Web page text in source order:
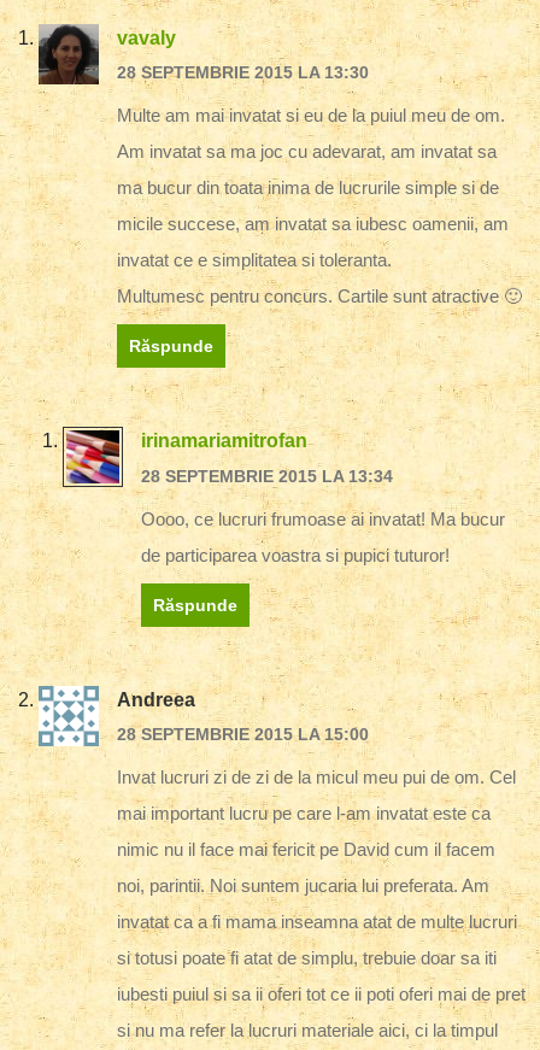
vavaly
28 SEPTEMBRIE 2015 LA 13:30
Multe am mai invatat si eu de la puiul meu de om.
Am invatat sa ma joc cu adevarat, am invatat sa
ma bucur din toata inima de lucrurile simple si de
micile succese, am invatat sa iubesc oamenii, am
invatat ce e simplitatea si toleranta.
Multumesc pentru concurs. Cartile sunt atractive 🙂
Răspunde
irinamariamitrofan
28 SEPTEMBRIE 2015 LA 13:34
Oooo, ce lucruri frumoase ai invatat! Ma bucur
de participarea voastra si pupici tuturor!
Răspunde
Andreea
28 SEPTEMBRIE 2015 LA 15:00
Invat lucruri zi de zi de la micul meu pui de om. Cel
mai important lucru pe care l-am invatat este ca
nimic nu il face mai fericit pe David cum il facem
noi, parintii. Noi suntem jucaria lui preferata. Am
invatat ca a fi mama inseamna atat de multe lucruri
si totusi poate fi atat de simplu, trebuie doar sa iti
iubesti puiul si sa ii oferi tot ce ii poti oferi mai de pret
si nu ma refer la lucruri materiale aici, ci la timpul